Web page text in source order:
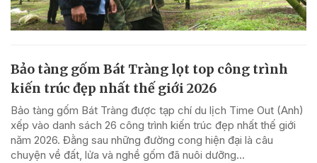
Bảo tàng gốm Bát Tràng lọt top công trình
kiến trúc đẹp nhất thế giới 2026
Bảo tàng gốm Bát Tràng được tạp chí du lịch Time Out (Anh)
xếp vào danh sách 26 công trình kiến trúc đẹp nhất thế giới
năm 2026. Đằng sau những đường cong hiện đại là câu
chuyện về đất, lửa và nghề gốm đã nuôi dưỡng...